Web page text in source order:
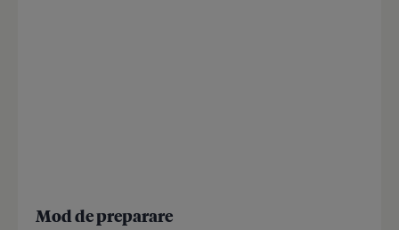
Mod de preparare